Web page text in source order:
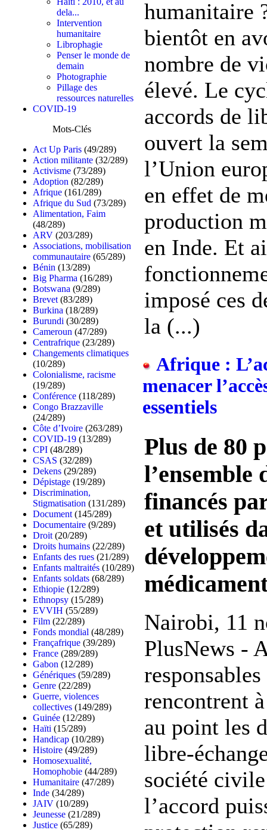
dela...
Intervention
humanitaire
Librophagie
Penser le monde de
demain
Photographie
Pillage des
ressources naturelles
COVID-19
Mots-Clés
Act Up Paris (49/289)
Action militante (32/289)
Activisme (73/289)
Adoption (82/289)
Afrique (161/289)
Afrique du Sud (73/289)
Alimentation, Faim
(48/289)
ARV (203/289)
Associations, mobilisation
communautaire (65/289)
Bénin (13/289)
Big Pharma (16/289)
Botswana (9/289)
Brevet (83/289)
Burkina (18/289)
Burundi (30/289)
Cameroun (47/289)
Centrafrique (23/289)
Changements climatiques
(10/289)
Colonialisme, racisme
(19/289)
Conférence (118/289)
Congo Brazzaville
(24/289)
Côte d’Ivoire (263/289)
COVID-19 (13/289)
CPI (48/289)
CSAS (32/289)
Dekens (29/289)
Dépistage (19/289)
Discrimination,
Stigmatisation (131/289)
Document (145/289)
Documentaire (9/289)
Droit (20/289)
Droits humains (22/289)
Enfants des rues (21/289)
Enfants maltraités (10/289)
Enfants soldats (68/289)
Ethiopie (12/289)
Ethnopsy (15/289)
EVVIH (55/289)
Film (22/289)
Fonds mondial (48/289)
Françafrique (39/289)
France (289/289)
Gabon (12/289)
Génériques (59/289)
Genre (22/289)
Guerre, violences
collectives (149/289)
Guinée (12/289)
Haïti (15/289)
Handicap (10/289)
Histoire (49/289)
Homosexualité,
Homophobie (44/289)
Humanitaire (47/289)
Inde (34/289)
JAIV (10/289)
Jeunesse (21/289)
Justice (65/289)
humanitaire
bientôt en
nombre de
élevé. Le
accords de
ouvert la
l’Union
en effet de
production
en Inde. Et
imposé ces
la (...)
Afrique :
menacer
essentiels
Plus de 80
financés
et utilisés
Nairobi, 11
PlusNews -
rencontrent
au point les
libre-
société
l’accord